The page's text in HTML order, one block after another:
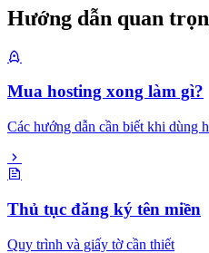
Hướng dẫn quan
Mua hosting xong làm gì?
Các hướng dẫn cần biết khi dùng
Thủ tục đăng ký tên miền
Quy trình và giấy tờ cần thiết